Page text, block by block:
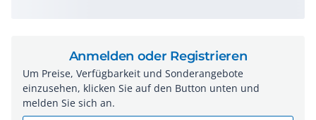
Anmelden oder Registrieren
Um Preise, Verfügbarkeit und Sonderangebote
einzusehen, klicken Sie auf den Button unten und
melden Sie sich an.